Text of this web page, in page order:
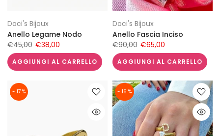
Doci's Bijoux
Anello Legame Nodo
€45,00 €38,00
AGGIUNGI AL CARRELLO
Doci's Bijoux
Anello Fascia Inciso
€90,00 €65,00
AGGIUNGI AL CARRELLO
- 17 % - 16 %